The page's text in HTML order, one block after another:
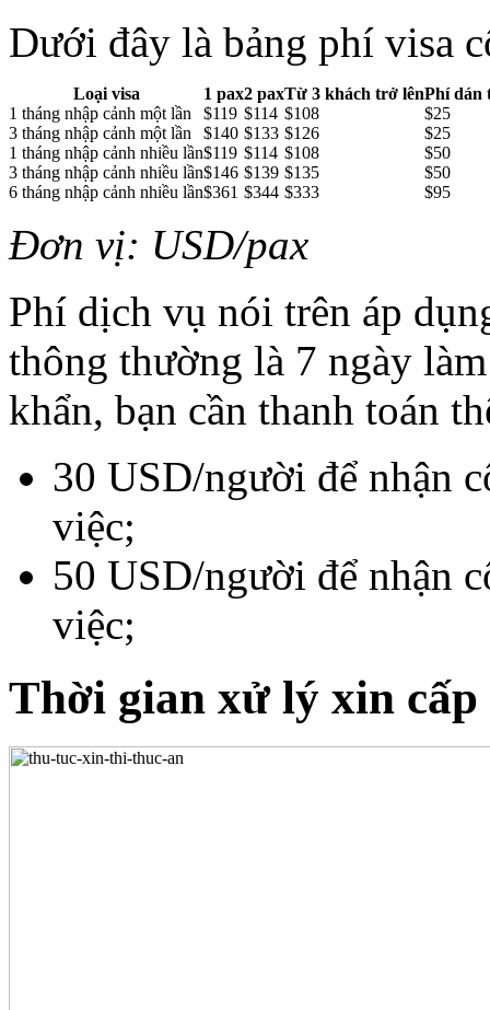
Dưới đây là bảng phí visa
Loại visa 1 pax2 paxTừ 3 khách trở lênPhí dán
1 tháng nhập cảnh một lần
$119 $114 $108
$25
3 tháng nhập cảnh một lần
$140 $133 $126
$25
1 tháng nhập cảnh nhiều lần$119 $114 $108
$50
3 tháng nhập cảnh nhiều lần$146 $139 $135
$50
6 tháng nhập cảnh nhiều lần$361 $344 $333 $95
Đơn vị: USD/pax
Phí dịch vụ nói trên áp
thông thường là 7 ngày
khẩn, bạn cần thanh toán
30 USD/người để nhận
việc;
50 USD/người để nhận
việc;
Thời gian xử lý xin cấp